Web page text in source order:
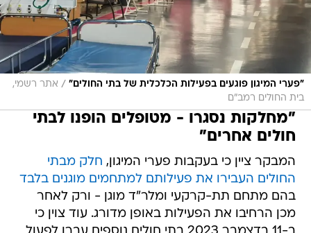
"פערי המיגון פוגעים בפעילות הכלכלית של בתי החולים" / אתר רשמי,
בית החולים רמב"ם
"מחלקות נסגרו - מטופלים הופנו לבתי
חולים אחרים"
המבקר ציין כי בעקבות פערי המיגון, חלק מבתי
החולים העבירו את פעילותם למתחמים מוגנים בלבד
בהם מתחם תת-קרקעי ומלר"ד מוגן - ורק לאחר
מכן הרחיבו את הפעילות באופן מדורג. עוד צוין כי